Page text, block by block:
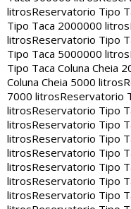
litrosReservatorio Tipo
Tipo Taca 2000000 litros
litrosReservatorio Tipo
Tipo Taca 5000000 litros
Tipo Taca Coluna Cheia
Coluna Cheia 5000 litros
7000 litrosReservatorio
litrosReservatorio Tipo
litrosReservatorio Tipo
litrosReservatorio Tipo
litrosReservatorio Tipo
litrosReservatorio Tipo
litrosReservatorio Tipo
litrosReservatorio Tipo